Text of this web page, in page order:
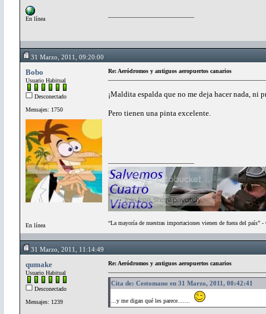
En línea
31 Marzo, 2011, 09:20:00
Bobo
Usuario Habitual
Desconectado
Mensajes: 1750
En línea
Re: Aeródromos y antiguos aeropuertos canarios
¡Maldita espalda que no me deja hacer nada,
Pero tienen una pinta excelente.
“La mayoría de nuestras importaciones vienen de fuera del país” -
31 Marzo, 2011, 11:14:49
qumake
Usuario Habitual
Desconectado
Mensajes: 1239
Re: Aeródromos y antiguos aeropuertos canarios
Cita de: Cestomano en 31 Marzo, 2011, 00:42:41
...y me digan qué les parece.......